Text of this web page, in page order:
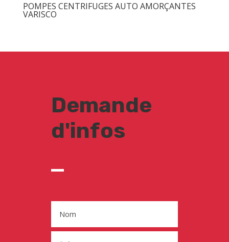
POMPES CENTRIFUGES AUTO AMORÇANTES
VARISCO
Demande
d'infos